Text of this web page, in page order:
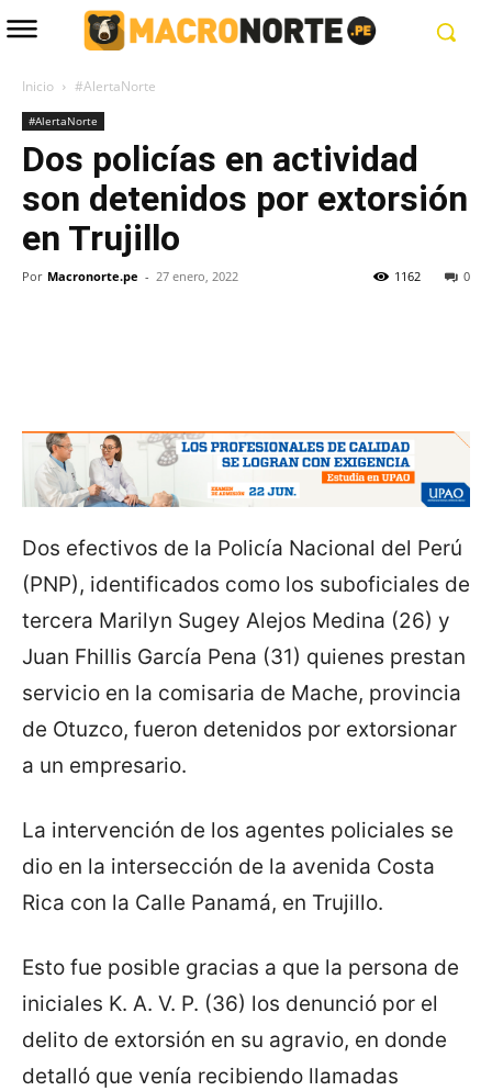
Inicio #AlertaNorte
#AlertaNorte
Dos policías en actividad
son detenidos por extorsión
en Trujillo
Por Macronorte.pe - 27 enero, 2022 0
1162
Dos efectivos de la Policía Nacional del Perú
(PNP), identificados como los suboficiales de
tercera Marilyn Sugey Alejos Medina (26) y
Juan Fhillis García Pena (31) quienes prestan
servicio en la comisaria de Mache, provincia
de Otuzco, fueron detenidos por extorsionar
a un empresario.
La intervención de los agentes policiales se
dio en la intersección de la avenida Costa
Rica con la Calle Panamá, en Trujillo.
Esto fue posible gracias a que la persona de
iniciales K. A. V. P. (36) los denunció por el
delito de extorsión en su agravio, en donde
detalló que venía recibiendo llamadas